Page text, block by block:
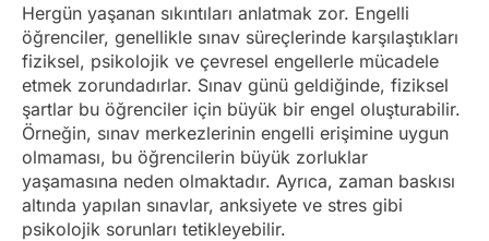
Hergün yaşanan sıkıntıları anlatmak zor. Engelli
öğrenciler, genellikle sınav süreçlerinde karşılaştıkları
fiziksel, psikolojik ve çevresel engellerle mücadele
etmek zorundadırlar. Sınav günü geldiğinde, fiziksel
şartlar bu öğrenciler için büyük bir engel oluşturabilir.
Örneğin, sınav merkezlerinin engelli erişimine uygun
olmaması, bu öğrencilerin büyük zorluklar
yaşamasına neden olmaktadır. Ayrıca, zaman baskısı
altında yapılan sınavlar, anksiyete ve stres gibi
psikolojik sorunları tetikleyebilir.